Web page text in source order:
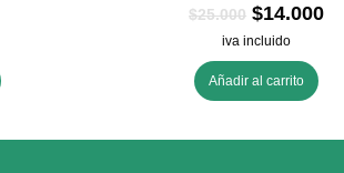
$25.000 $14.000
iva incluido
Añadir al carrito